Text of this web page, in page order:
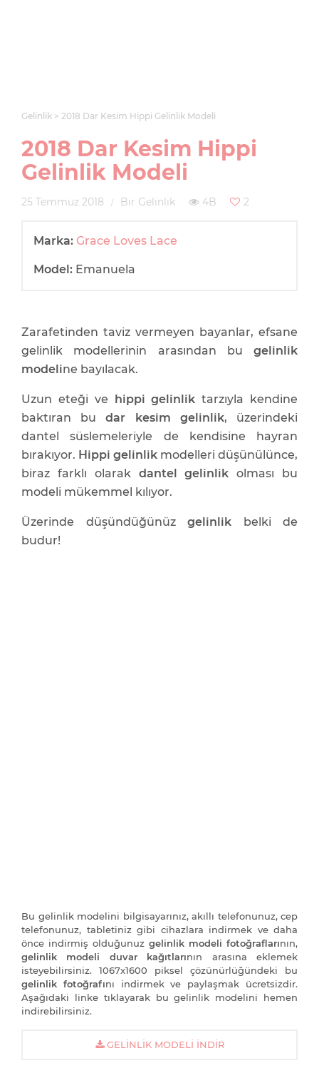
Gelinlik 2018 Dar Kesim Hippi Gelinlik Modeli
2018 Dar Kesim Hippi
Gelinlik Modeli
25 Temmuz 2018 Bir Gelinlik 4B 2
Marka: Grace Loves Lace
Model: Emanuela
Zarafetinden taviz vermeyen bayanlar, efsane
gelinlik modellerinin arasından bu gelinlik
modeline bayılacak.
Uzun eteği ve hippi gelinlik tarzıyla kendine
baktıran budar kesim gelinlik, üzerindeki
dantel süslemeleriyle de kendisine hayran
bırakıyor. Hippi gelinlik modelleri düşünülünce,
biraz farklı olarak dantel gelinlik olması bu
modeli mükemmel kılıyor.
Üzerinde düşündüğünüz gelinlik belki de
budur!
Bu gelinlik modelini bilgisayarınız, akıllı telefonunuz, cep
telefonunuz, tabletiniz gibi cihazlara indirmek ve daha
önce indirmiş olduğunuz gelinlik modeli fotoğraflarının,
gelinlik modeli duvar kağıtlarının arasına eklemek
isteyebilirsiniz. 1067x1600 piksel çözünürlüğündeki bu
gelinlik fotoğrafını indirmek ve paylaşmak ücretsizdir.
Aşağıdaki linke tıklayarak bu gelinlik modelini hemen
indirebilirsiniz.
GELINLIK MODELI İNDIR